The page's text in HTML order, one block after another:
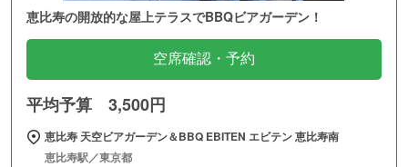
恵比寿の開放的な屋上テラスでBBQビアガーデン！
空席確認・予約
平均予算 3,500円
恵比寿 天空ビアガーデン＆BBQ EBITEN エビテン 恵比寿南
恵比寿駅／東京都